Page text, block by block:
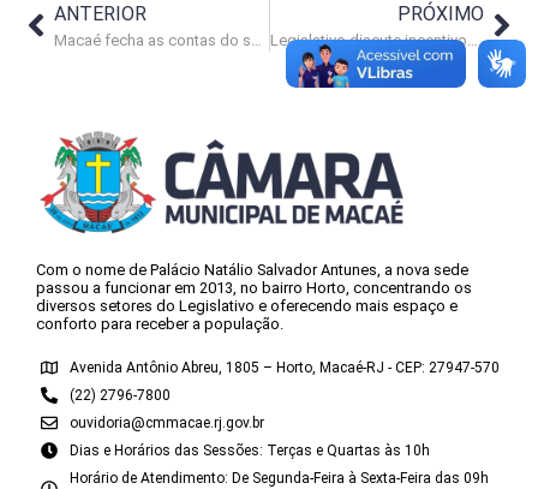
ANTERIOR PRÓXIMO
Com o nome de Palácio Natálio Salvador Antunes, a nova sede
passou a funcionar em 2013, no bairro Horto, concentrando os
diversos setores do Legislativo e oferecendo mais espaço e
conforto para receber a população.
Avenida Antônio Abreu, 1805 – Horto, Macaé-RJ - CEP: 27947-570
(22) 2796-7800
ouvidoria@cmmacae.rj.gov.br
Dias e Horários das Sessões: Terças e Quartas às 10h
Horário de Atendimento: De Segunda-Feira à Sexta-Feira das 09h